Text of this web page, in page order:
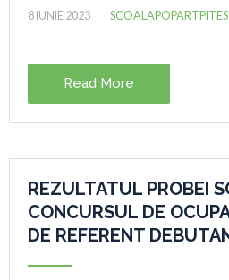
8 IUNIE 2023
Read More
REZULTATUL PROBEI
CONCURSUL DE
DE REFERENT